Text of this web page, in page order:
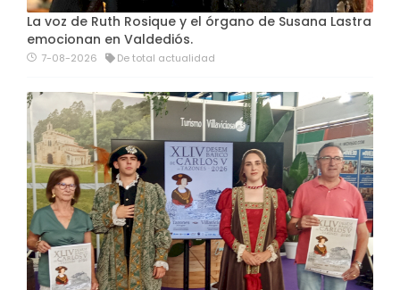
La voz de Ruth Rosique y el órgano de Susana Lastra
emocionan en Valdediós.
7-08-2026 De total actualidad